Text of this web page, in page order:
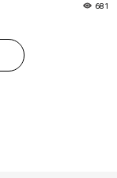
681